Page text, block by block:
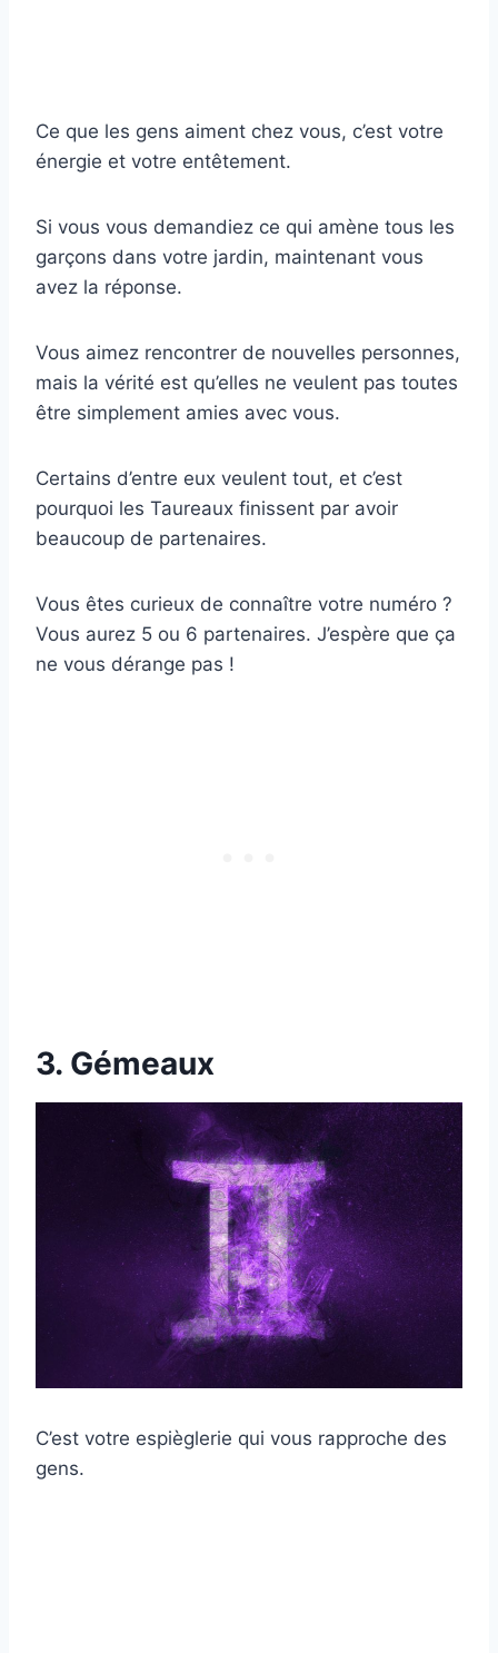
Ce que les gens aiment chez vous, c’est votre
énergie et votre entêtement.
Si vous vous demandiez ce qui amène tous les
garçons dans votre jardin, maintenant vous
avez la réponse.
Vous aimez rencontrer de nouvelles personnes,
mais la vérité est qu’elles ne veulent pas toutes
être simplement amies avec vous.
Certains d’entre eux veulent tout, et c’est
pourquoi les Taureaux finissent par avoir
beaucoup de partenaires.
Vous êtes curieux de connaître votre numéro ?
Vous aurez 5 ou 6 partenaires. J’espère que ça
ne vous dérange pas !
3. Gémeaux
C’est votre espièglerie qui vous rapproche des
gens.